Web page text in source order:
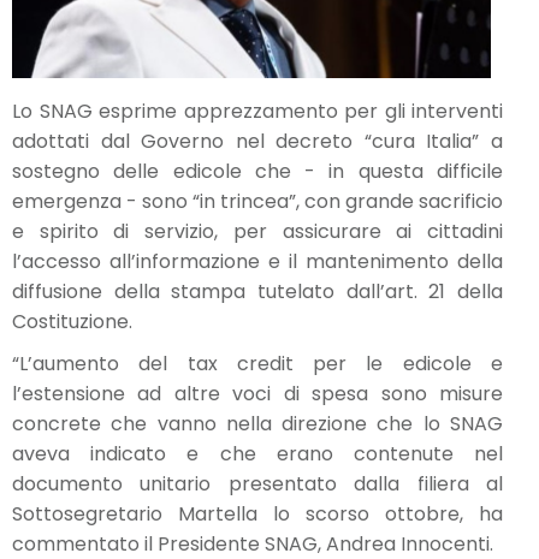
Lo SNAG esprime apprezzamento per gli interventi
adottati dal Governo nel decreto “cura Italia” a
sostegno delle edicole che - in questa difficile
emergenza - sono “in trincea”, con grande sacrificio
e spirito di servizio, per assicurare ai cittadini
l’accesso all’informazione e il mantenimento della
diffusione della stampa tutelato dall’art. 21 della
Costituzione.
“L’aumento del tax credit per le edicole e
l’estensione ad altre voci di spesa sono misure
concrete che vanno nella direzione che lo SNAG
aveva indicato e che erano contenute nel
documento unitario presentato dalla filiera al
Sottosegretario Martella lo scorso ottobre, ha
commentato il Presidente SNAG, Andrea Innocenti.